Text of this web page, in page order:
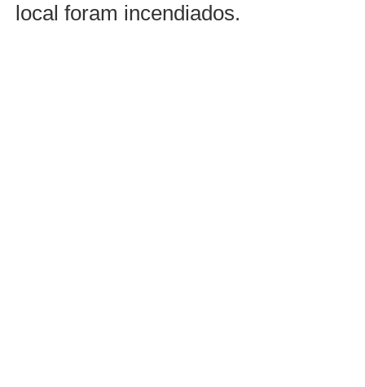
local foram incendiados.